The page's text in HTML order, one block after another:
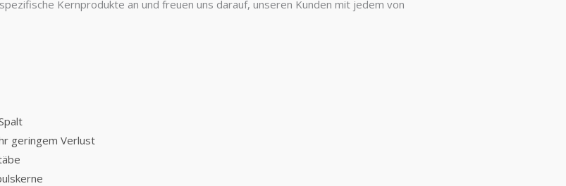
Kernprodukte an und freuen uns darauf, unseren Kunden mit jedem von
geringem Verlust